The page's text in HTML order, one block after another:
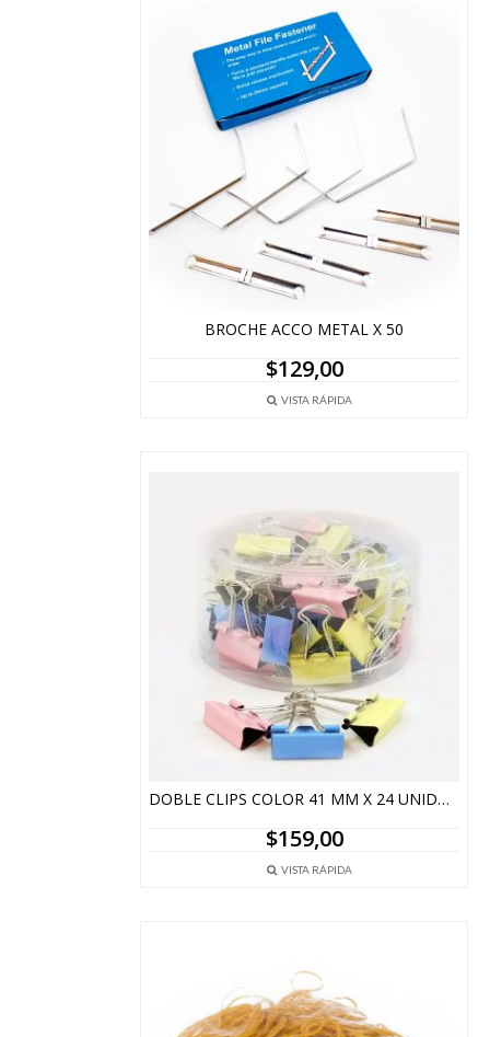
BROCHE ACCO METAL X 50
$129,00
VISTA RÁPIDA
DOBLE CLIPS COLOR 41 MM X 24 UNIDADES
$159,00
VISTA RÁPIDA